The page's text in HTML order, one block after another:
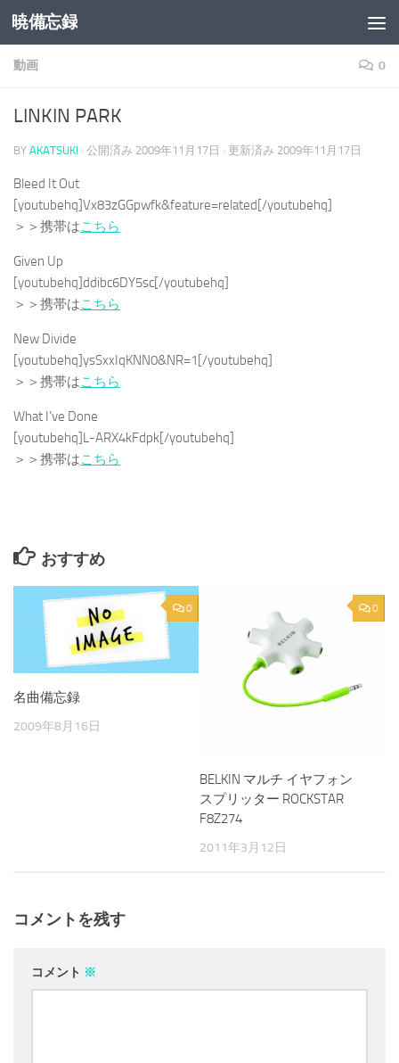
コンテンツへスキップ
暁備忘録
動画 0
LINKIN PARK
BY AKATSUKI · 公開済み 2009年11月17日 · 更新済み 2009年11月17日
Bleed It Out
[youtubehq]Vx83zGGpwfk&feature=related[/youtubehq]
＞＞携帯はこちら
Given Up
[youtubehq]ddibc6DY5sc[/youtubehq]
＞＞携帯はこちら
New Divide
[youtubehq]ysSxxIqKNN0&NR=1[/youtubehq]
＞＞携帯はこちら
What I’ve Done
[youtubehq]L-ARX4kFdpk[/youtubehq]
＞＞携帯はこちら
おすすめ
0
名曲備忘録
2009年8月16日
0
BELKIN マルチ イヤフォン
スプリッター ROCKSTAR
F8Z274
2011年3月12日
コメントを残す
コメント ※